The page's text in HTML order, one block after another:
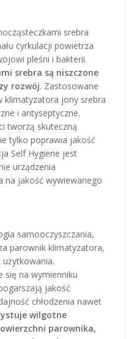
srebra
cyrkulacji powietrza
pleśni i bakterii.
srebra są niszczone
rozwój. Zastosowane
klimatyzatora jony srebra
i antyseptyczne.
tworzą skuteczną
tylko poprawia jakość
Self Hygiene jest
urządzenia
na jakość wywiewanego
samooczyszczania,
parownik klimatyzatora,
się na wymienniku
jakość
chłodzenia nawet
wilgotne
parownika,